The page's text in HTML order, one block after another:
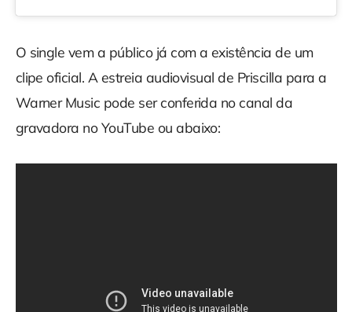
O single vem a público já com a existência de um
clipe oficial. A estreia audiovisual de Priscilla para a
Warner Music pode ser conferida no canal da
gravadora no YouTube ou abaixo: